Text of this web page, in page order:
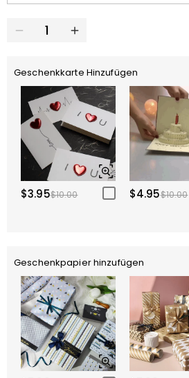
Geschenkkarte Hinzufügen
$3.95$10.00 $4.95$10.00
Geschenkpapier hinzufügen